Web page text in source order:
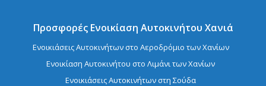
Προσφορές Ενοικίαση Αυτοκινήτου Χανιά
Ενοικιάσεις Αυτοκινήτων στο Αεροδρόμιο των Χανίων
Ενοικίαση Aυτοκινήτου στο Λιμάνι των Χανίων
Ενοικιάσεις Αυτοκινήτων στη Σούδα